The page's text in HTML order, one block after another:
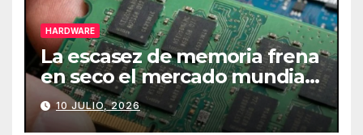
HARDWARE
La escasez de memoria frena
en seco el mercado mundial
de PCs
10 JULIO, 2026